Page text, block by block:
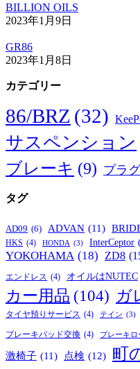
BILLION OILS
2023年1月9日
GR86
2023年1月8日
カテゴリー
86/BRZ (32)
サスペンション
ブレーキ (9) プラグ
タグ
AD09 (6) ADVAN (11)
HKS (4) HONDA (3) InterCeptor
YOKOHAMA (18) ZD8
エンドレス (4) オイルはNUTEC
カー用品 (104) ガ
タイヤ預りサービス (4) テイン (3)
ブレーキパッド交換 (4) ブレーキロ
激椅子 (11) 点検 (12) 町